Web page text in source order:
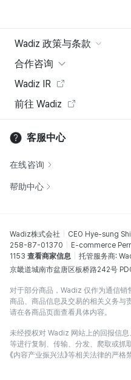
Wadiz 政策与条款
合作咨询
Wadiz IR
前往 Wadiz
客服中心
在线咨询
帮助中心
Wadiz株式会社 CEO Hye-sung
258-87-01370
E-commerce
1153 查看商家信息 托管服务商:
京畿道城南市盆唐区板桥路242号
对于部分商品，Wadiz 仅作为通信销
商品、商品信息及交易的相关义务与
请在各商品页面查看具体内容。
未经授权对 Wadiz 网站上的回报信
等进行复制、传输、分发、爬取或抓取
《内容产业振兴法》等相关法律的严格